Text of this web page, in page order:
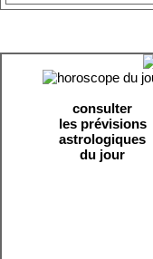
consulter
les prévisions
astrologiques
du jour